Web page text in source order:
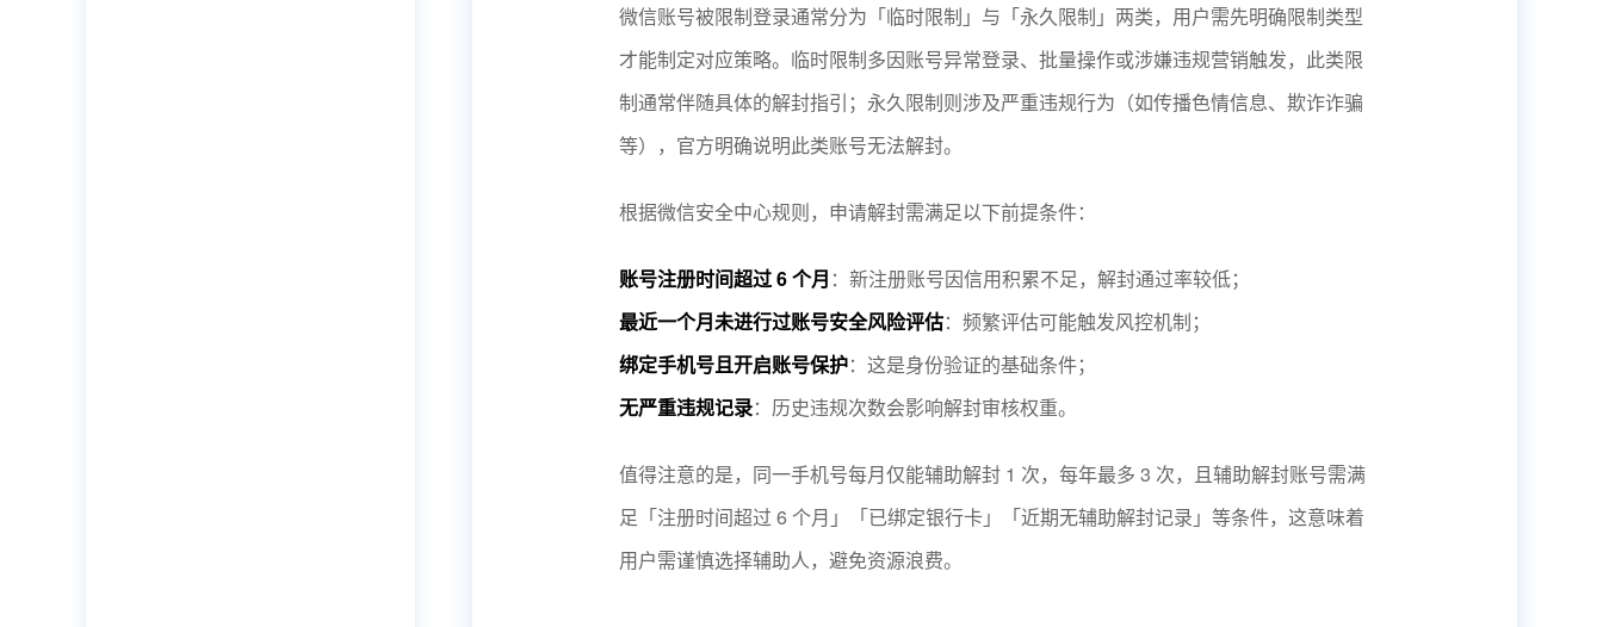
微信账号被限制登录通常分为「临时限制」与「永久限制」两类，用户需先明确限制类型
才能制定对应策略。临时限制多因账号异常登录、批量操作或涉嫌违规营销触发，此类限
制通常伴随具体的解封指引；永久限制则涉及严重违规行为（如传播色情信息、欺诈诈骗
等），官方明确说明此类账号无法解封。
根据微信安全中心规则，申请解封需满足以下前提条件：
账号注册时间超过 6 个月 ：新注册账号因信用积累不足，解封通过率较低；
最近一个月未进行过账号安全风险评估：频繁评估可能触发风控机制；
绑定手机号且开启账号保护：这是身份验证的基础条件；
无严重违规记录：历史违规次数会影响解封审核权重。
值得注意的是，同一手机号每月仅能辅助解封 1 次，每年最多 3 次，且辅助解封账号需满
足「注册时间超过 6 个月」「已绑定银行卡」「近期无辅助解封记录」等条件，这意味着
用户需谨慎选择辅助人，避免资源浪费。